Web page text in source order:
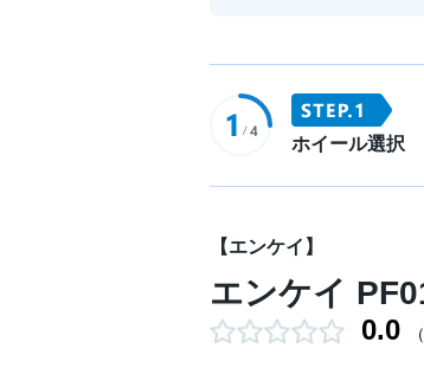
ホイール選択
【エンケイ】
エンケイ
0.0